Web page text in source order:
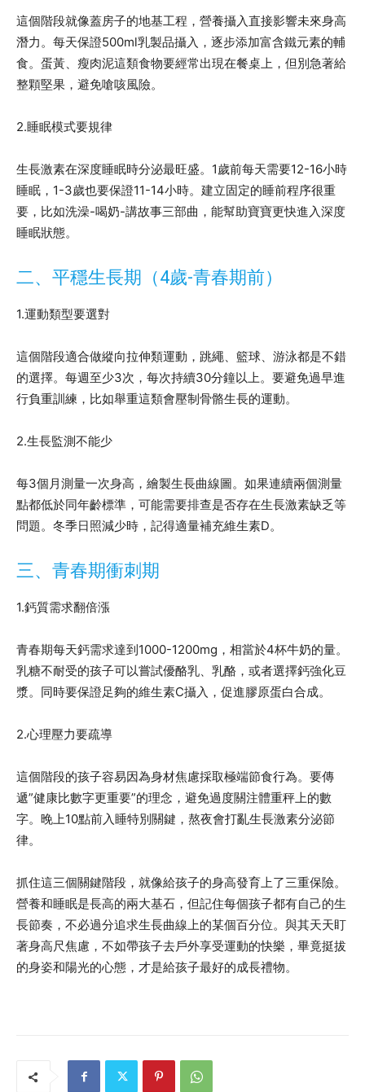
這個階段就像蓋房子的地基工程，營養攝入直接影響未來身高
潛力。每天保證500ml乳製品攝入，逐步添加富含鐵元素的輔
食。蛋黃、瘦肉泥這類食物要經常出現在餐桌上，但別急著給
整顆堅果，避免嗆咳風險。
2.睡眠模式要規律
生長激素在深度睡眠時分泌最旺盛。1歲前每天需要12-16小時
睡眠，1-3歲也要保證11-14小時。建立固定的睡前程序很重
要，比如洗澡-喝奶-講故事三部曲，能幫助寶寶更快進入深度
睡眠狀態。
二、平穩生長期（4歲-青春期前）
1.運動類型要選對
這個階段適合做縱向拉伸類運動，跳繩、籃球、游泳都是不錯
的選擇。每週至少3次，每次持續30分鐘以上。要避免過早進
行負重訓練，比如舉重這類會壓制骨骼生長的運動。
2.生長監測不能少
每3個月測量一次身高，繪製生長曲線圖。如果連續兩個測量
點都低於同年齡標準，可能需要排查是否存在生長激素缺乏等
問題。冬季日照減少時，記得適量補充維生素D。
三、青春期衝刺期
1.鈣質需求翻倍漲
青春期每天鈣需求達到1000-1200mg，相當於4杯牛奶的量。
乳糖不耐受的孩子可以嘗試優酪乳、乳酪，或者選擇鈣強化豆
漿。同時要保證足夠的維生素C攝入，促進膠原蛋白合成。
2.心理壓力要疏導
這個階段的孩子容易因為身材焦慮採取極端節食行為。要傳
遞”健康比數字更重要”的理念，避免過度關注體重秤上的數
字。晚上10點前入睡特別關鍵，熬夜會打亂生長激素分泌節
律。
抓住這三個關鍵階段，就像給孩子的身高發育上了三重保險。
營養和睡眠是長高的兩大基石，但記住每個孩子都有自己的生
長節奏，不必過分追求生長曲線上的某個百分位。與其天天盯
著身高尺焦慮，不如帶孩子去戶外享受運動的快樂，畢竟挺拔
的身姿和陽光的心態，才是給孩子最好的成長禮物。